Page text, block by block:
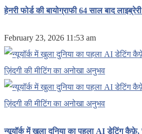
हेनरी फोर्ड की बायोग्राफी 64 साल बाद
February 23, 2026 11:53 am
न्यूयॉर्क में खुला दुनिया का पहला AI डेटिंग